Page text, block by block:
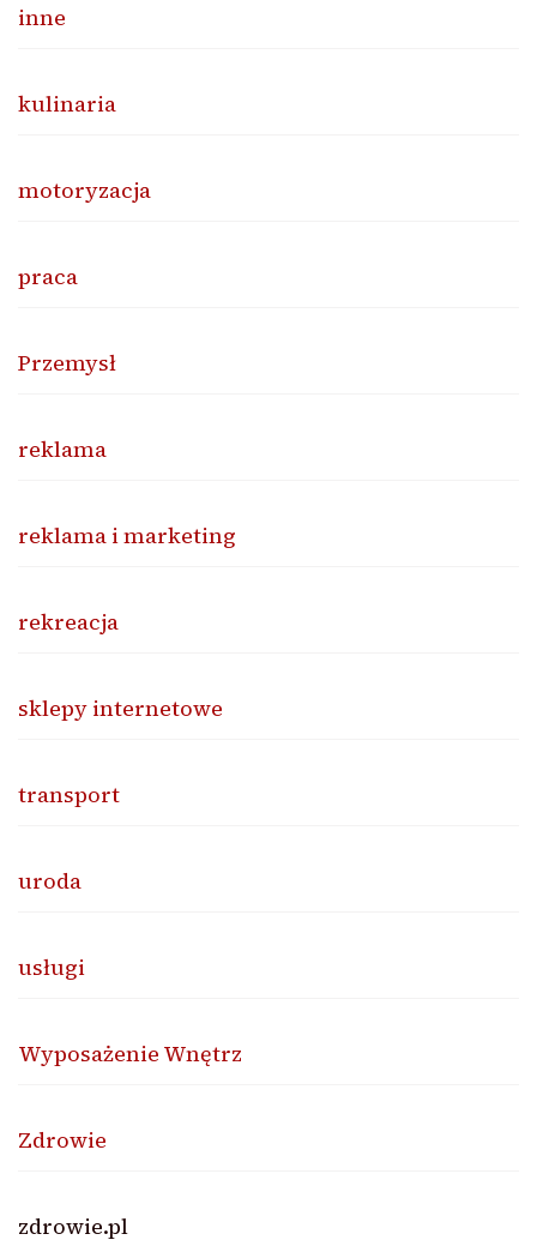
inne
kulinaria
motoryzacja
praca
Przemysł
reklama
reklama i marketing
rekreacja
sklepy internetowe
transport
uroda
usługi
Wyposażenie Wnętrz
Zdrowie
zdrowie.pl